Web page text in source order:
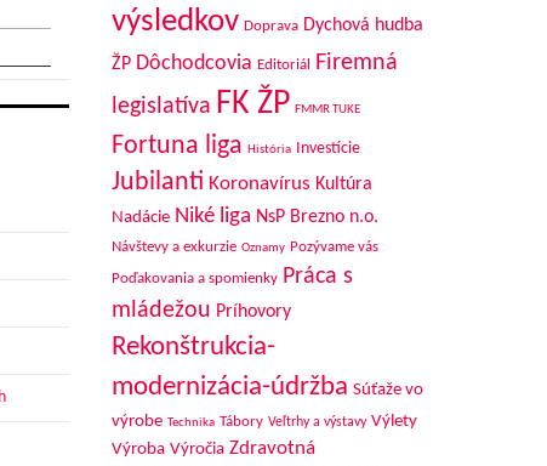
výsledkov Doprava Dychová hudba
ŽP Dôchodcovia Editoriál
Firemná
legislatíva FK ŽP FMMR TUKE
Fortuna liga História Investície
Jubilanti Koronavírus Kultúra
Nadácie Niké liga NsP Brezno n.o.
Návštevy a exkurzie Oznamy Pozývame vás
Poďakovania a spomienky Práca s
mládežou Príhovory
Rekonštrukcia-
modernizácia-údržba Súťaže vo
výrobe Technika Tábory Veľtrhy a výstavy Výlety
Výroba Výročia Zdravotná